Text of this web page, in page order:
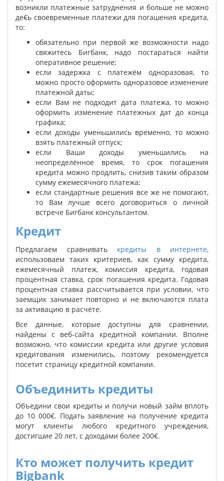
возникли платежные затруднения и больше не можно
де€ь своевременные платежи для погашения кредита,
то:
обязательно при первой же возможности надо
свяжитесь Бигбанк, надо постараться найти
оперативное решение;
если задержка с платежём одноразовая, то
можно просто оформить одноразовое изменение
платежной даты;
если Вам не подходит дата платежа, то можно
оформить изменение платежных дат до конца
графика;
если доходы уменьшились временно, то можно
взять платежный отпуск;
если Ваши доходы уменьшились на
неопределённое время, то срок погашения
кредита можно продлить, снизив таким образом
сумму ежемесячного платежа;
если стандартные решения все же не помогают,
то Вам лучше всего договориться о личной
встрече Бигбанк консультантом.
Кредит
Предлагаем сравнивать кредиты в интернете,
использоваем таких критериев, как сумму кредита,
ежемесячный платеж, комиссия кредита, годовая
процентная ставка, срок погашения кредита. Годовая
процентная ставка рассчитывается при условии, что
заемщик занимает повторно и не включаются плата
за активацию в расчёте.
Все данные, которые доступны для сравнении,
найдены с веб-сайта кредитной компании. Вполне
возможно, что комиссии кредита или другие условия
кредитования изменились, поэтому рекомендуется
посетит страницу кредитной компании.
Объединить кредиты
Объедини свои кредиты и получи новый займ вплоть
до 10 000€. Подать заявление на получение кредита
могут клиенты любого кредитного учреждения,
достигшие 20 лет, с доходами более 200€.
Кто может получить кредит
Bigbank